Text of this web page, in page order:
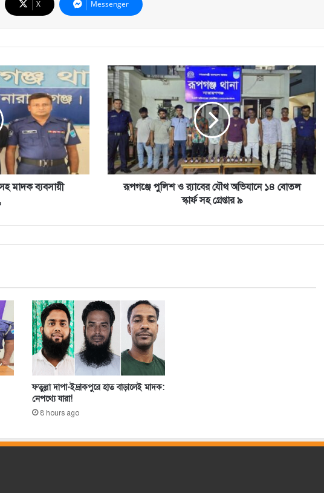
X Messenger
মাদক ব্যবসায়ী
রূপগঞ্জে
পুলিশ
ও
র‍্যাবের
অভিযানে
১৪
বোতল
স্কার্ফ
রূপগঞ্জে পুলিশ ও র‍্যাবের যৌথ অভিযানে ১৪ বোতল
স্কার্ফ সহ গ্রেপ্তার ৯
ফতুল্লা দাপা-ইদ্রাকপুরে হাত বাড়ালেই মাদক:
নেপথ্যে যারা!
8 hours ago